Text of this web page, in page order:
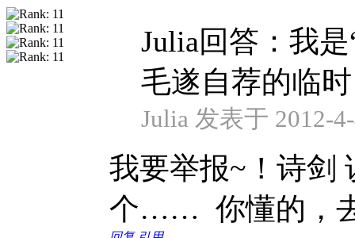
Julia回答：我
毛遂自荐的临
Julia 发表于 2012-
我要举报~！诗剑
个…… 你懂的，